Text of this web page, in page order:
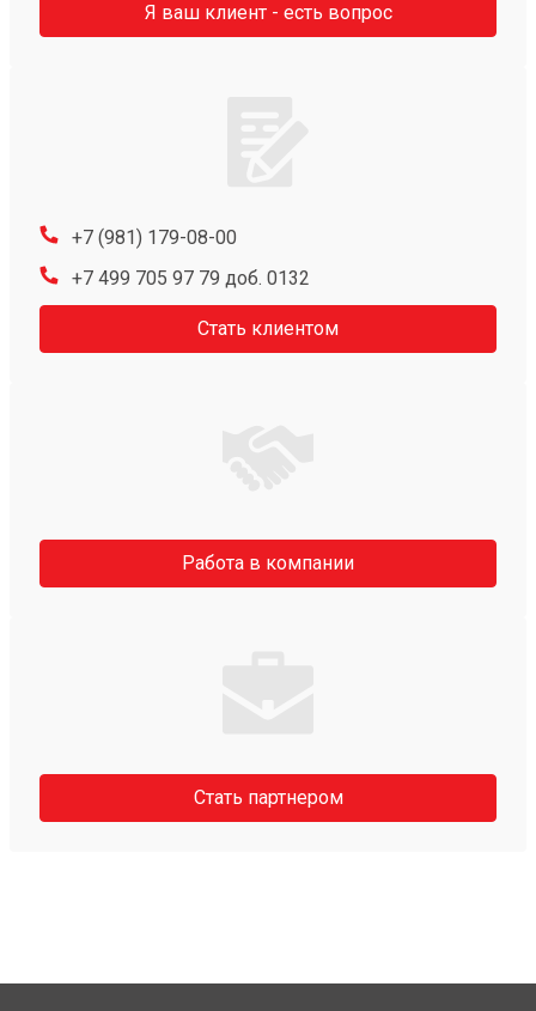
Я ваш клиент - есть вопрос
+7 (981) 179-08-00
+7 499 705 97 79 доб. 0132
Стать клиентом
Работа в компании
Стать партнером